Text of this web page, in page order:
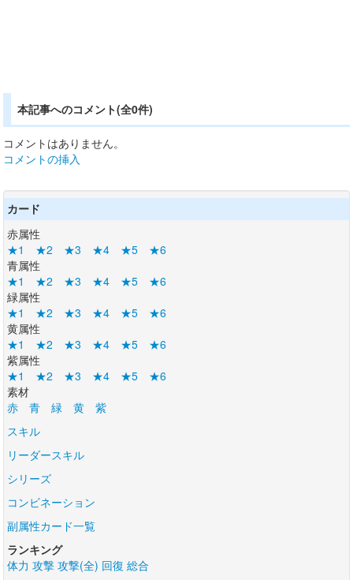
本記事へのコメント(全0件)
コメントはありません。
コメントの挿入
カード
赤属性
★1
★2 ★3 ★4 ★5
★6
青属性
★1
★2 ★3 ★4 ★5
★6
緑属性
★1
★2 ★3 ★4 ★5
★6
黄属性
★1
★2 ★3 ★4 ★5
★6
紫属性
★1
★2 ★3 ★4 ★5
★6
素材
赤
青 緑 黄
紫
スキル
リーダースキル
シリーズ
コンビネーション
副属性カード一覧
ランキング
体力 攻撃 攻撃(全) 回復 総合